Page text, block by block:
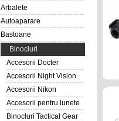
Arbalete
Autoaparare
Bastoane
Binocluri
Accesorii Docter
Accesorii Night Vision
Accesorii Nikon
Accesorii pentru lunete
Binocluri Tactical Gear